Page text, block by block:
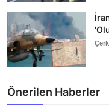
Önerilen Haberler